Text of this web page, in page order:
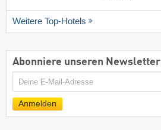
Weitere Top-Hotels
Abonniere unseren Newsletter
E-
Anmelden